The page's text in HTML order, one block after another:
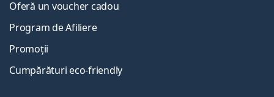
Oferă un voucher cadou
Program de Afiliere
Promoții
Cumpărături eco-friendly